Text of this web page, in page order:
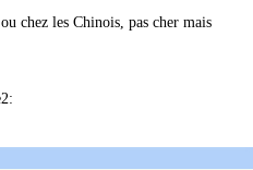
chez les Chinois, pas cher mais